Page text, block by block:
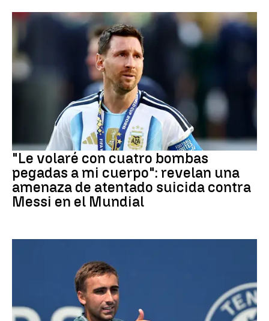
Mundial 2026
"Le volaré con cuatro bombas
pegadas a mi cuerpo": revelan una
amenaza de atentado suicida contra
Messi en el Mundial